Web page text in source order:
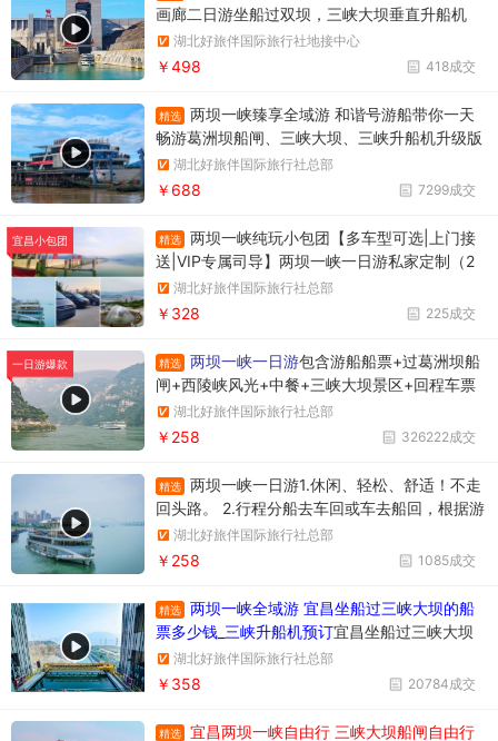
画廊二日游坐船过双坝，三峡大坝垂直升船机
+葛洲坝船闸，游清江百里画廊
湖北好旅伴国际旅行社地接中心
418成交
￥498
精选
两坝一峡臻享全域游 和谐号游船带你一天
畅游葛洲坝船闸、三峡大坝、三峡升船机升级版
两坝一峡，升级版两坝一峡全域游，两坝一峡PL
US版本
湖北好旅伴国际旅行社总部
7299成交
￥688
宜昌小包团 精选
两坝一峡纯玩小包团【多车型可选|上门接
送|VIP专属司导】两坝一峡一日游私家定制（2
人起订）+1单1团+不拼车+往返接送+观三峡大
坝过葛洲坝游西陵峡
湖北好旅伴国际旅行社总部
225成交
￥328
一日游爆款 精选 两坝一峡一日游包含游船船票+过葛洲坝船
闸+西陵峡风光+中餐+三峡大坝景区+回程车票
湖北好旅伴国际旅行社总部
326222成交
￥258
精选
两坝一峡一日游1.休闲、轻松、舒适！不走
回头路。 2.行程分船去车回或车去船回，根据游
船停泊所在位置确定。车去船回时上午游览三峡
大坝，下午游览西陵峡大峡谷。行程调整先后顺
湖北好旅伴国际旅行社总部
1085成交
￥258
精选
两坝一峡全域游 宜昌坐船过三峡大坝的船
票多少钱_三峡升船机预订宜昌坐船过三峡大坝
升船机一日游358元/人，一天时间坐船过两个
坝，葛洲坝和三峡大坝。
湖北好旅伴国际旅行社总部
20784成交
￥358
精选
宜昌两坝一峡自由行 三峡大坝船闸自由行